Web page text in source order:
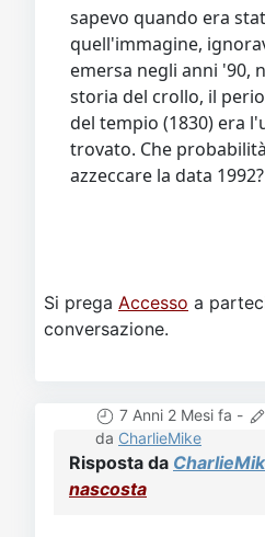
sapevo quando era
quell'immagine,
emersa negli anni '90,
storia del crollo, il
del tempio (1830) era
trovato. Che
azzeccare la data 1992?
Si prega Accesso a
conversazione.
7 Anni 2 Mesi fa -
da CharlieMike
Risposta da
nascosta